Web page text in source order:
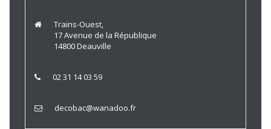
Trains-Ouest,
17 Avenue de la République
14800 Deauville
02 31 14 03 59
decobac@wanadoo.fr